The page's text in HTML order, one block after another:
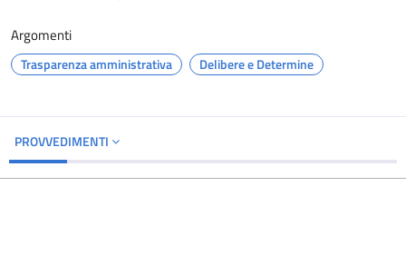
Argomenti
Trasparenza amministrativa Delibere e Determine
PROVVEDIMENTI